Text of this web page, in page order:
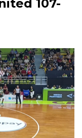
107-